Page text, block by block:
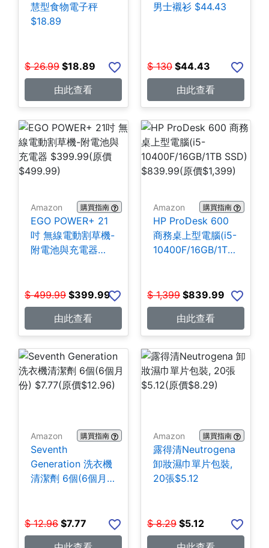
慧型食物電子秤
$18.89
$ 26.99 $18.89
由此查看
男士襯衫 $44.43
$ 130 $44.43
由此查看
Amazon 購買指南
EGO POWER+ 21
吋 無線電動割草機-
附電池與充電器
$ 499.99 $399.99
由此查看
Amazon 購買指南
HP ProDesk 600
商務桌上型電腦(i5-
10400F/16GB/1TB
$ 1,399 $839.99
由此查看
Amazon 購買指南
Seventh
Generation 洗衣機
清潔劑 6個(6個月
$ 12.96 $7.77
Amazon 購買指南
露得清Neutrogena
卸妝濕巾單片包裝,
20張$5.12
$ 8.29 $5.12